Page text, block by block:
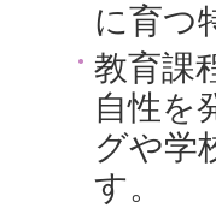
に育つ
教育課
自性を
グや学
す。